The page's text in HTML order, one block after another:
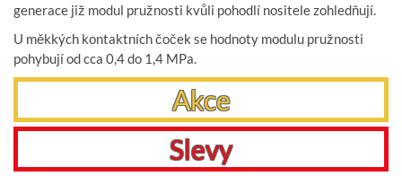
generace již modul pružnosti kvůli pohodlí nositele zohledňují.
U měkkých kontaktních čoček se hodnoty modulu pružnosti
pohybují od cca 0,4 do 1,4 MPa.
Akce
Slevy